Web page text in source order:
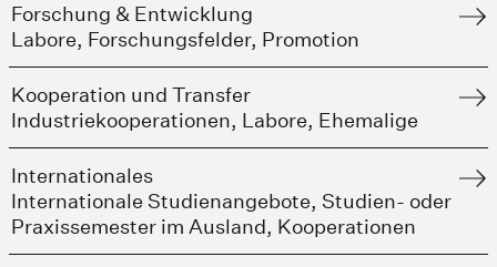
Forschung & Entwicklung
Labore, Forschungsfelder, Promotion
Kooperation und Transfer
Industriekooperationen, Labore, Ehemalige
Internationales
Internationale Studienangebote, Studien- oder
Praxissemester im Ausland, Kooperationen